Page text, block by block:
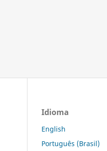
Idioma
English
Português (Brasil)